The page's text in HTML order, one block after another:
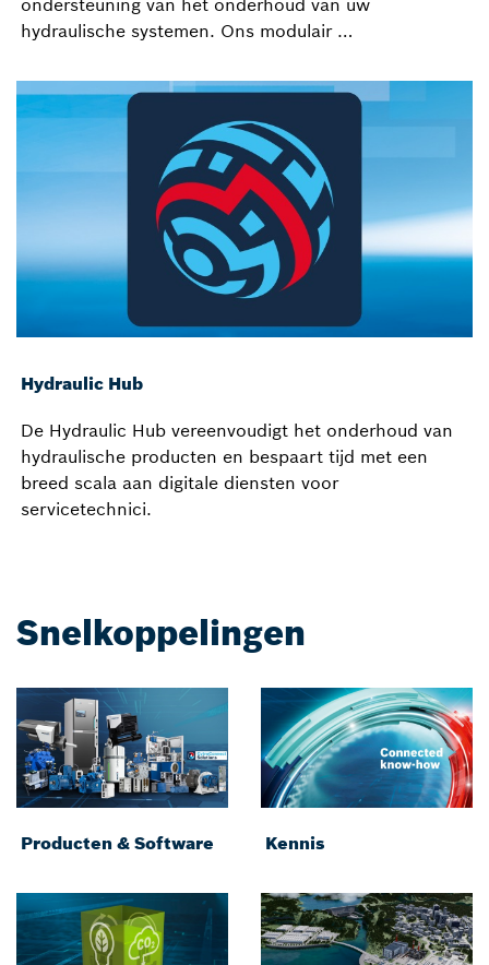
ondersteuning van het onderhoud van uw
hydraulische systemen. Ons modulair …
Hydraulic Hub
De Hydraulic Hub vereenvoudigt het onderhoud van
hydraulische producten en bespaart tijd met een
breed scala aan digitale diensten voor
servicetechnici.
Snelkoppelingen
Producten & Software Kennis